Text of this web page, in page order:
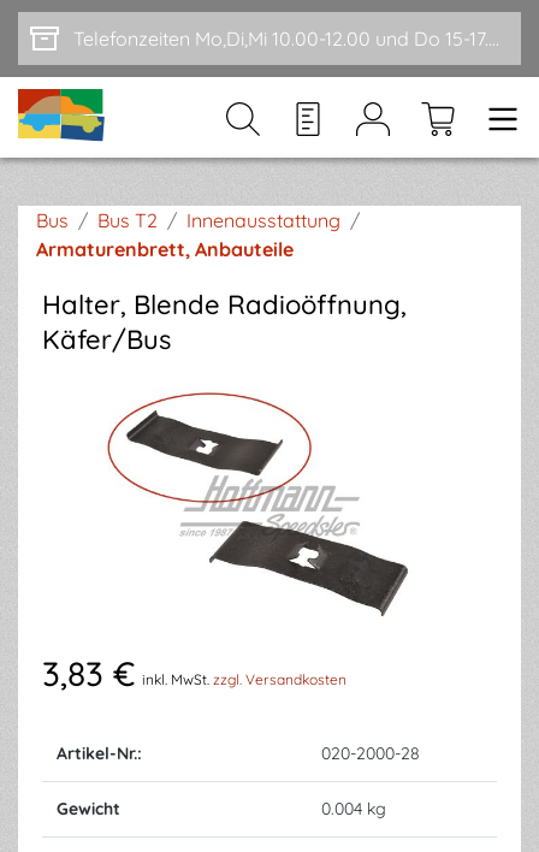
Zum Hauptinhalt springen Telefonzeiten Mo,Di,Mi 10.00-12.00 und Do 15-17.00
Bus / Bus T2 / Innenausstattung /
Armaturenbrett, Anbauteile
Halter, Blende Radioöffnung,
Käfer/Bus
3,83 € inkl. MwSt. zzgl. Versandkosten
Artikel-Nr.: 020-2000-28
Gewicht 0.004 kg